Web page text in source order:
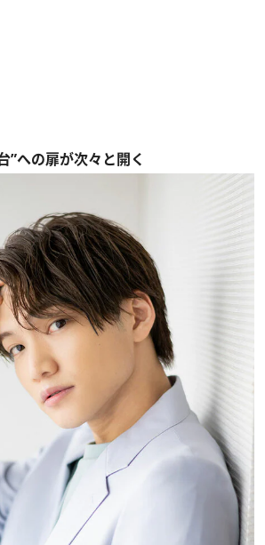
”への扉が次々と開く